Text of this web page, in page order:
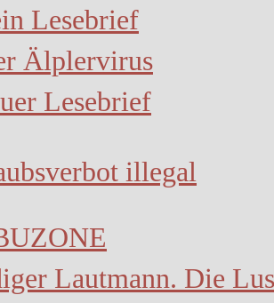
Lesebrief
Älplervirus
Lesebrief
illegal
Lautmann. Die